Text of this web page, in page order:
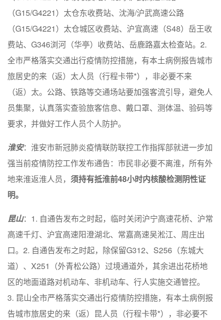
（G15/G4221）太仓东收费站、沈海/沪武高速公路
（G15/G4221）太仓城区收费站、沪宜高速（S48）岳王收
费站、G346浏河（华亭）收费站、岳鹿路嘉太检查站。2.
全市严格落实交通出行疫情防控措施，有本土病例报告城市
旅居史的来（返）太人员（行程卡带*），非必要不来
（返）太。公路、铁路等交通场站要加强客流引导，避免人
员集聚，认真落实查验旅客信息、戴口罩、测体温、验码等
要求，并做好工作人员个人防护。
淮安：淮安市新冠肺炎疫情联防联控工作指挥部就进一步加
强当前疫情防控工作发布通告：市民非必要不离淮，所有外
地来淮返淮人员， 须持有抵淮前48小时内核酸检测阴性证
明。
昆山：1. 自通告发布之时起，临时关闭沪宁高速花桥、沪常
高速千灯、沪宜高速阳澄湖北、常嘉高速吴淞江、周庄出
口。2. 自通告发布之时起，除保留G312、S256（东城大
道）、X251（外青松公路）过境通道外，其余进出花桥地
区的地面道路对机动车、非机动车、行人实施交通管控。
3. 昆山全市严格落实交通出行疫情防控措施，有本土病例报
告城市旅居史的来（返）昆人员（行程卡带*），非必要不